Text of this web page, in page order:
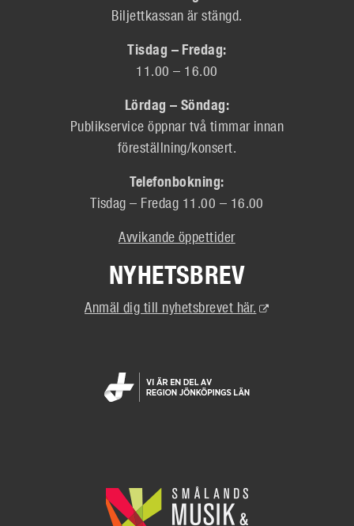
Biljettkassan är stängd.
Tisdag – Fredag:
11.00 – 16.00
Lördag – Söndag:
Publikservice öppnar två timmar innan
föreställning/konsert.
Telefonbokning:
Tisdag – Fredag 11.00 – 16.00
Avvikande öppettider
NYHETSBREV
Anmäl dig till nyhetsbrevet här. (Extern